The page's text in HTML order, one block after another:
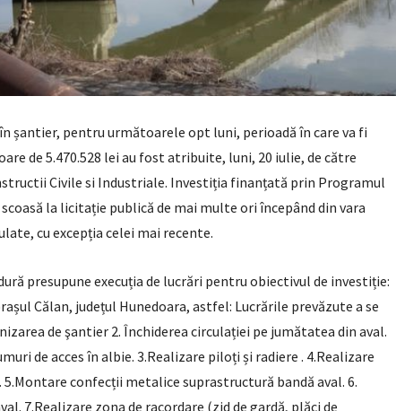
șantier, pentru următoarele opt luni, perioadă în care va fi
de 5.470.528 lei au fost atribuite, luni, 20 iulie, de către
Civile si Industriale. Investiția finanțată prin Programul
la licitație publică de mai multe ori începând din vara
cu excepția celei mai recente.
presupune execuția de lucrări pentru obiectivul de investiție:
Călan, județul Hunedoara, astfel: Lucrările prevăzute a se
de şantier 2. Închiderea circulației pe jumătatea din aval.
de acces în albie. 3.Realizare piloți și radiere . 4.Realizare
confecții metalice suprastructură bandă aval. 6.
7.Realizare zona de racordare (zid de gardă, plăci de